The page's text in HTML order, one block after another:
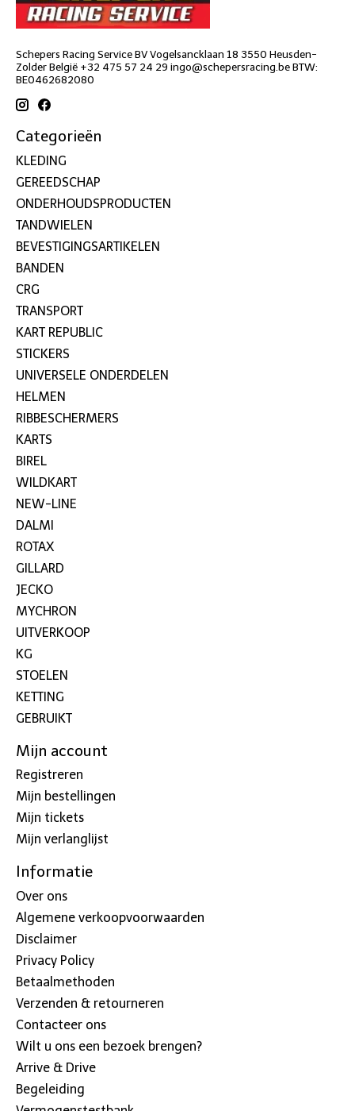
Schepers Racing Service BV Vogelsancklaan 18 3550 Heusden-
Zolder België +32 475 57 24 29 ingo@schepersracing.beBTW:
BE0462682080
Categorieën
KLEDING
GEREEDSCHAP
ONDERHOUDSPRODUCTEN
TANDWIELEN
BEVESTIGINGSARTIKELEN
BANDEN
CRG
TRANSPORT
KART REPUBLIC
STICKERS
UNIVERSELE ONDERDELEN
HELMEN
RIBBESCHERMERS
KARTS
BIREL
WILDKART
NEW-LINE
DALMI
ROTAX
GILLARD
JECKO
MYCHRON
UITVERKOOP
KG
STOELEN
KETTING
GEBRUIKT
Mijn account
Registreren
Mijn bestellingen
Mijn tickets
Mijn verlanglijst
Informatie
Over ons
Algemene verkoopvoorwaarden
Disclaimer
Privacy Policy
Betaalmethoden
Verzenden & retourneren
Contacteer ons
Wilt u ons een bezoek brengen?
Arrive & Drive
Begeleiding